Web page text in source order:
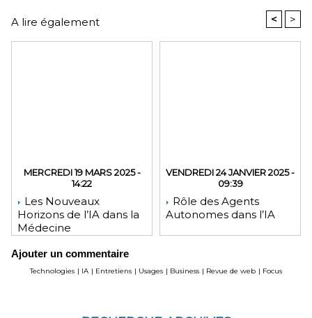
A lire également < >
MERCREDI 19 MARS 2025 -
14:22
Les Nouveaux
Horizons de l’IA dans la
Médecine
VENDREDI 24 JANVIER 2025 -
09:39
Rôle des Agents
Autonomes dans l’IA
Ajouter un commentaire
Technologies | IA | Entretiens | Usages | Business | Revue de web | Focus